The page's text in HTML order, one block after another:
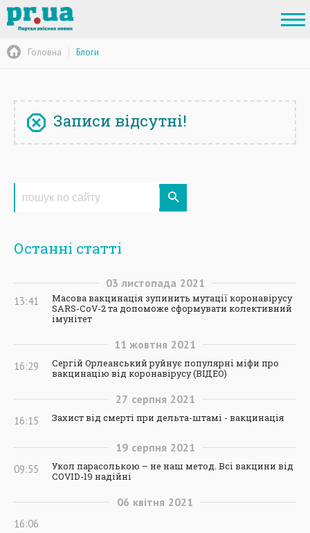
Головна Блоги
Записи відсутні!
Останні статті
03 листопада 2021
13:41
Масова вакцинація зупинить мутації коронавірусу
SARS-CoV-2 та допоможе сформувати колективний
імунітет
11 жовтня 2021
16:29
Сергій Орлеанський руйнує популярні міфи про
вакцинацію від коронавірусу (ВІДЕО)
27 серпня 2021
16:15 Захист від смерті при дельта-штамі - вакцинація
19 серпня 2021
09:55
Укол парасолькою – не наш метод. Всі вакцини від
COVID-19 надійні
06 квітня 2021
16:06